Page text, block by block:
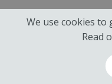
We use cookies to
Read